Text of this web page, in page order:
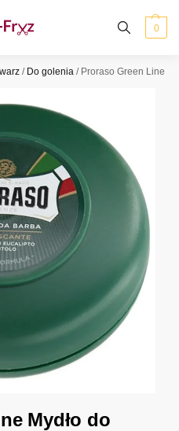
0
/ Do golenia / Proraso Green Line
Mydło do